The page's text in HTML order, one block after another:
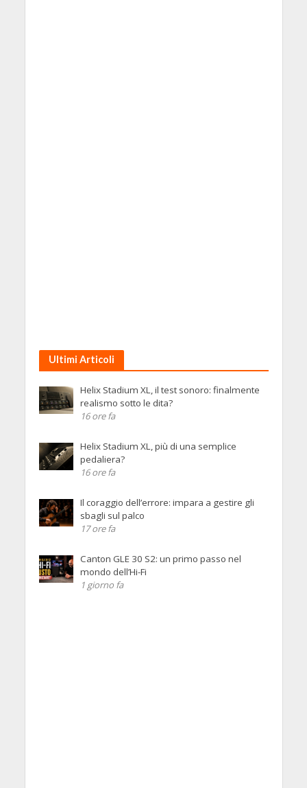
Ultimi Articoli
Helix Stadium XL, il test sonoro: finalmente
realismo sotto le dita?
16 ore fa
Helix Stadium XL, più di una semplice
pedaliera?
16 ore fa
Il coraggio dell’errore: impara a gestire gli
sbagli sul palco
17 ore fa
Canton GLE 30 S2: un primo passo nel
mondo dell’Hi-Fi
1 giorno fa